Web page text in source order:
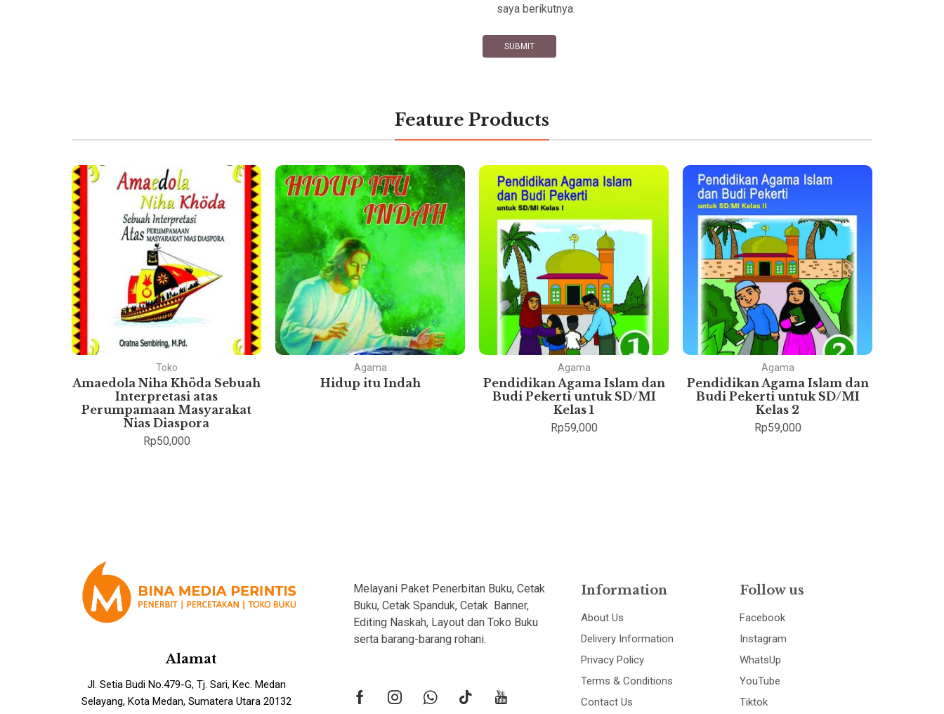
saya berikutnya.
Feature Products
Toko
Amaedola Niha Khöda Sebuah
Interpretasi atas
Perumpamaan Masyarakat
Nias Diaspora
Rp50,000
Agama
Hidup itu Indah
Agama
Pendidikan Agama Islam dan
Budi Pekerti untuk SD/MI
Kelas 1
Rp59,000
Agama
Pendidikan Agama Islam dan
Budi Pekerti untuk SD/MI
Kelas 2
Rp59,000
Alamat
Jl. Setia Budi No.479-G, Tj. Sari, Kec. Medan
Selayang, Kota Medan, Sumatera Utara 20132
Melayani Paket Penerbitan Buku, Cetak
Buku, Cetak Spanduk, Cetak Banner,
Editing Naskah, Layout dan Toko Buku
serta barang-barang rohani.
Information
About Us
Delivery Information
Privacy Policy
Terms & Conditions
Contact Us
Follow us
Facebook
Instagram
WhatsUp
YouTube
Tiktok